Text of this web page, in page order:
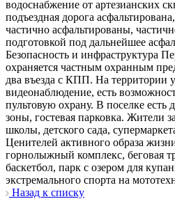
водоснабжение от артезианских
подъездная дорога
частично асфальтированы,
подготовкой под дальнейшее
Безопасность и инфраструктура
охраняется частным охранным
два въезда с КПП. На территории
видеонаблюдение, есть
пультовую охрану. В поселке есть
зоны, гостевая парковка. Жители
школы, детского сада,
Ценителей активного образа
горнолыжный комплекс, беговая
баскетбол, парк с озером для
экстремального спорта на
Назад к списку